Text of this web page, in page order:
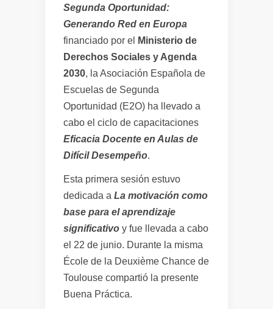
Segunda Oportunidad:
Generando Red en Europa
financiado por el
Ministerio de
Derechos Sociales y Agenda
2030, la Asociación Española de
Escuelas de Segunda
Oportunidad (E2O) ha llevado a
cabo el ciclo de capacitaciones
Eficacia Docente en Aulas de
Difícil Desempeño.
Esta primera sesión estuvo
dedicada a La motivación como
base para el aprendizaje
significativo y fue llevada a cabo
el 22 de junio. Durante la misma
École de la Deuxième Chance de
Toulouse compartió la presente
Buena Práctica.